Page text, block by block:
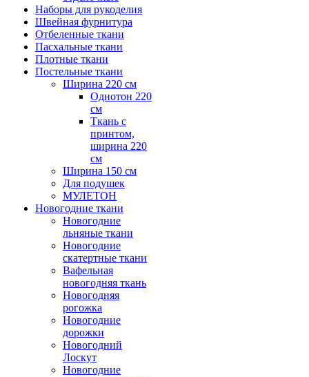
Наборы для рукоделия
Швейная фурнитура
Отбеленные ткани
Пасхальные ткани
Плотные ткани
Постельные ткани
Ширина 220 см
Однотон 220
см
Ткань с
принтом,
ширина 220
см
Ширина 150 см
Для подушек
МУЛЕТОН
Новогодние ткани
Новогодние
льняные ткани
Новогодние
скатертные ткани
Вафельная
новогодняя ткань
Новогодняя
рогожка
Новогодние
дорожки
Новогодний
Лоскут
Новогодние